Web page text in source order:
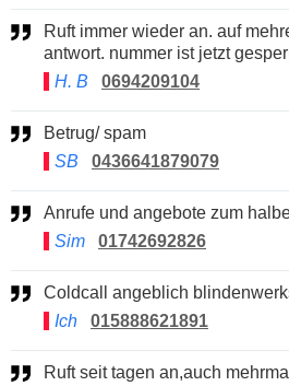
Ruft immer wieder an. auf mehrere "hallo", kommt keine
antwort. nummer ist jetzt
H. B
0694209104
Betrug/ spam
SB
0436641879079
Anrufe und angebote zum
Sim
01742692826
Coldcall angeblich
Ich
015888621891
Ruft seit tagen an,auch